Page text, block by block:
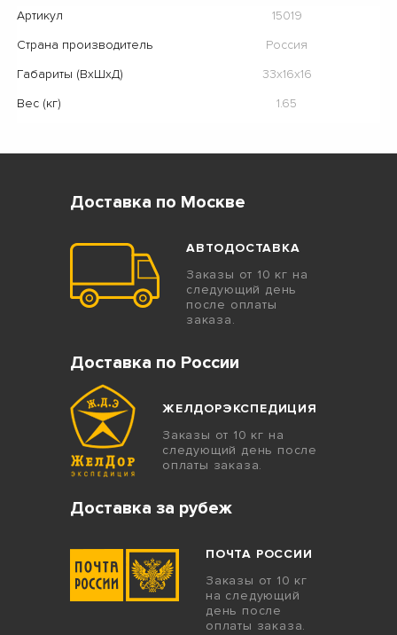
Артикул
15019
Страна производитель
Россия
Габариты (ВхШхД)
33х16х16
Вес (кг)
1.65
Доставка по Москве
АВТОДОСТАВКА
Заказы от 10 кг на
следующий день
после оплаты
заказа.
Доставка по России
ЖЕЛДОРЭКСПЕДИЦИЯ
Заказы от 10 кг на
следующий день после
оплаты заказа.
Доставка за рубеж
ПОЧТА РОССИИ
Заказы от 10 кг
на следующий
день после
оплаты заказа.